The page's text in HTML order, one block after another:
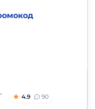
4.9 90